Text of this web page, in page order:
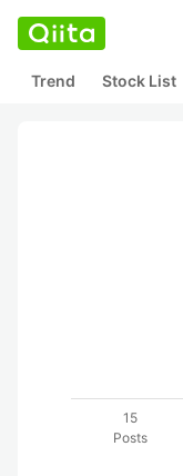
Trend Stock List
15
Posts